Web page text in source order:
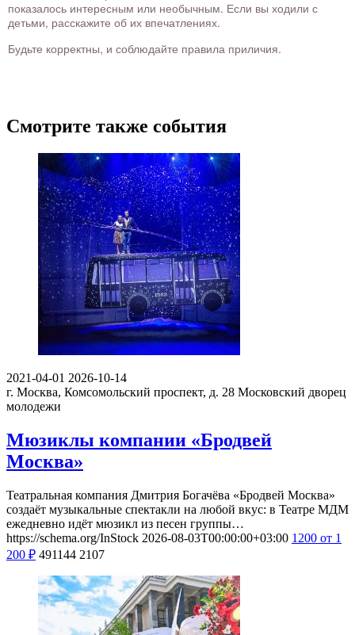
показалось интересным или необычным. Если вы ходили с
детьми, расскажите об их впечатлениях.
Будьте корректны, и соблюдайте правила приличия.
Смотрите также события
2021-04-01 2026-10-14
г. Москва, Комсомольский проспект, д. 28 Московский дворец
молодежи
Мюзиклы компании «Бродвей
Москва»
Театральная компания Дмитрия Богачёва «Бродвей Москва»
создаёт музыкальные спектакли на любой вкус: в Театре МДМ
ежедневно идёт мюзикл из песен группы…
https://schema.org/InStock 2026-08-03T00:00:00+03:00 1200 от 1
200 ₽ 491144 2107